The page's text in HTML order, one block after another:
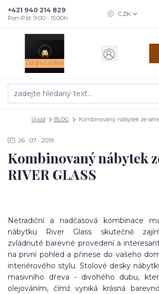
CZK
+421 940 214 829
Pon-Pát: 9:00 - 15:00h
Úvod BLOG Kombinovaný nábytek ze
26 07 2019
Kombinovaný nábytek
RIVER GLASS
Netradiční a nadčasová kombinace
nábytku River Glass skutečně
zvládnuté barevné provedení a
na první pohled a přinese do vašeho
interiérového stylu. Stolové desky
masivního dřeva - divohého dubu,
olejováním, čímž vyniká krásná